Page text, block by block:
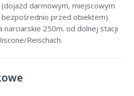
darmowym, miejscowym
przed obiektem).
narciarskie 250m. od dolnej stacji
Reischach.